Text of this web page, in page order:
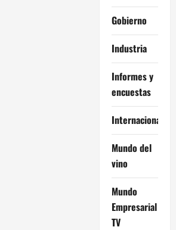
Gobierno
Industria
Informes y
encuestas
Internacional
Mundo del
vino
Mundo
Empresarial
TV